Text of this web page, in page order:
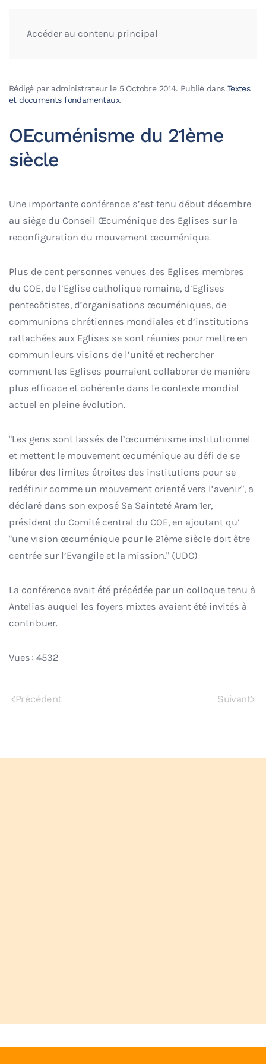
Accéder au contenu principal
Rédigé par administrateur le 5 Octobre 2014. Publié dans Textes
et documents fondamentaux.
OEcuménisme du 21ème
siècle
Une importante conférence s’est tenu début décembre
au siège du Conseil Œcuménique des Eglises sur la
reconfiguration du mouvement œcuménique.
Plus de cent personnes venues des Eglises membres
du COE, de l’Eglise catholique romaine, d’Eglises
pentecôtistes, d’organisations œcuméniques, de
communions chrétiennes mondiales et d’institutions
rattachées aux Eglises se sont réunies pour mettre en
commun leurs visions de l’unité et rechercher
comment les Eglises pourraient collaborer de manière
plus efficace et cohérente dans le contexte mondial
actuel en pleine évolution.
"Les gens sont lassés de l’œcuménisme institutionnel
et mettent le mouvement œcuménique au défi de se
libérer des limites étroites des institutions pour se
redéfinir comme un mouvement orienté vers l’avenir", a
déclaré dans son exposé Sa Sainteté Aram 1er,
président du Comité central du COE, en ajoutant qu’
"une vision œcuménique pour le 21ème siècle doit être
centrée sur l’Evangile et la mission." (UDC)
La conférence avait été précédée par un colloque tenu à
Antelias auquel les foyers mixtes avaient été invités à
contribuer.
Vues : 4532
Précédent Suivant